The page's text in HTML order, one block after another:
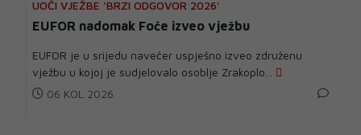
UOČI VJEŽBE 'BRZI ODGOVOR 2026'
EUFOR nadomak Foče izveo vježbu
EUFOR je u srijedu navečer uspješno izveo združenu
vježbu u kojoj je sudjelovalo osoblje Zrakoplo...
06 KOL 2026